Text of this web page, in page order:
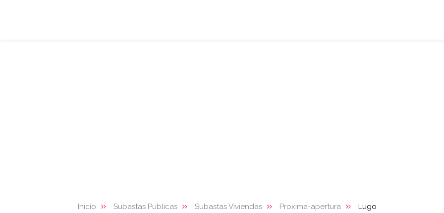
Inicio Subastas Publicas Subastas Viviendas Proxima-apertura Lugo